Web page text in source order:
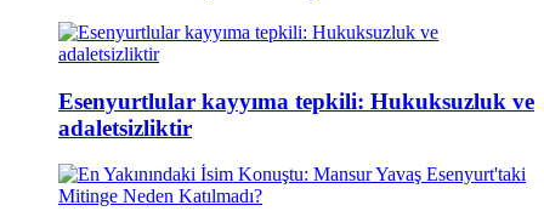
Esenyurtlular kayyıma tepkili: Hukuksuzluk ve
adaletsizliktir